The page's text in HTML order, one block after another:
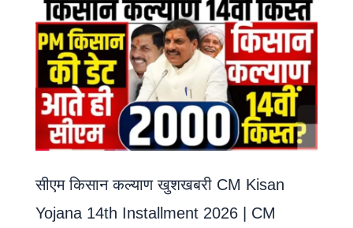
सीएम किसान कल्याण खुशखबरी CM Kisan
Yojana 14th Installment 2026 | CM